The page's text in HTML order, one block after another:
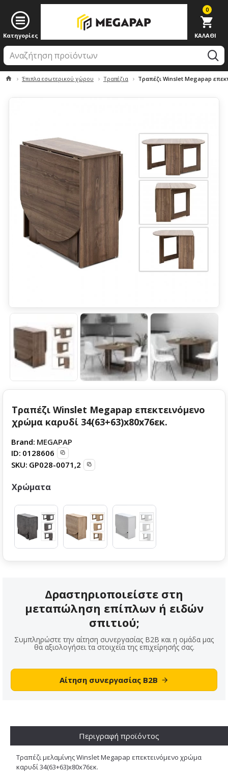
0
Έπιπλα εσωτερικού χώρου Τραπέζια Τραπέζι Winslet Megapap
Τραπέζι Winslet Megapap επεκτεινόμενο
χρώμα καρυδί 34(63+63)x80x76εκ.
Brand: MEGAPAP
ID: 0128606
SKU: GP028-0071,2
Χρώματα
Δραστηριοποιείστε στη
μεταπώληση επίπλων ή ειδών
σπιτιού;
Συμπληρώστε την αίτηση συνεργασίας B2B και η ομάδα μας
θα αξιολογήσει τα στοιχεία της επιχείρησής σας.
Αίτηση συνεργασίας B2B
Περιγραφή προϊόντος
Τραπέζι μελαμίνης Winslet Megapap επεκτεινόμενο χρώμα
καρυδί 34(63+63)x80x76εκ.